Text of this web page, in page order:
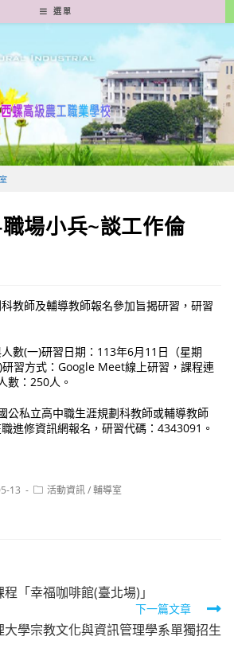
選單
職場小兵~談工作倫
教師及輔導教師報名參加旨揭研習，研習
數(一)研習日期：113年6月11日（星期
習方式：Google Meet線上研習，課程連
數：250人。
公私立高中職生涯規劃科教師或輔導教師
進修資訊網報名，研習代碼：4343091。
13
Post活動資訊/輔導室
「幸福咖啡館(臺北場)」
下一篇文章
大學宗教文化與資訊管理學系單獨招生